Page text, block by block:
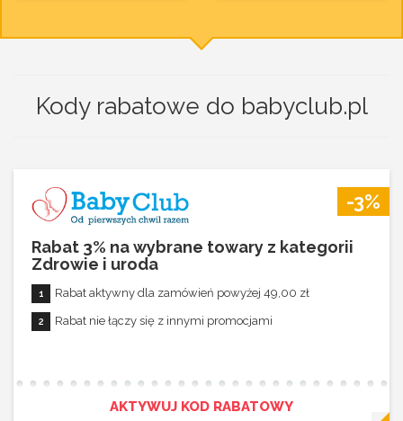
Kody rabatowe do babyclub.pl
-3%
Rabat 3% na wybrane towary z kategorii
Zdrowie i uroda
Rabat aktywny dla zamówień powyżej 49,00 zł
Rabat nie łączy się z innymi promocjami
AKTYWUJ KOD RABATOWY